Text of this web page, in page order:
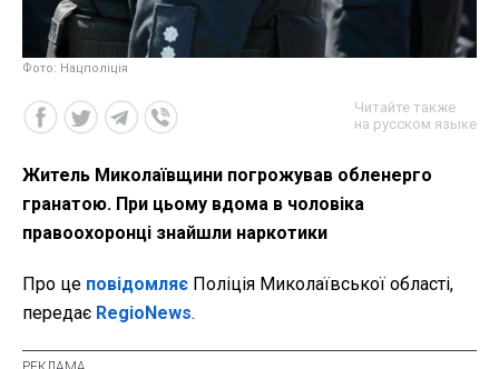
Фото: Нацполіція
Читайте также
на русском языке
Житель Миколаївщини погрожував обленерго
гранатою. При цьому вдома в чоловіка
правоохоронці знайшли наркотики
Про це повідомляє Поліція Миколаївської області,
передає RegioNews.